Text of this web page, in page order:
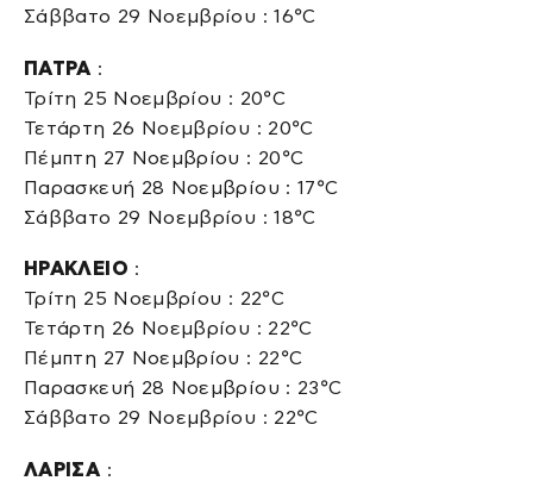
Σάββατο 29 Νοεμβρίου : 16°C
ΠΑΤΡΑ :
Τρίτη 25 Νοεμβρίου : 20°C
Τετάρτη 26 Νοεμβρίου : 20°C
Πέμπτη 27 Νοεμβρίου : 20°C
Παρασκευή 28 Νοεμβρίου : 17°C
Σάββατο 29 Νοεμβρίου : 18°C
ΗΡΑΚΛΕΙΟ :
Τρίτη 25 Νοεμβρίου : 22°C
Τετάρτη 26 Νοεμβρίου : 22°C
Πέμπτη 27 Νοεμβρίου : 22°C
Παρασκευή 28 Νοεμβρίου : 23°C
Σάββατο 29 Νοεμβρίου : 22°C
ΛΑΡΙΣΑ :